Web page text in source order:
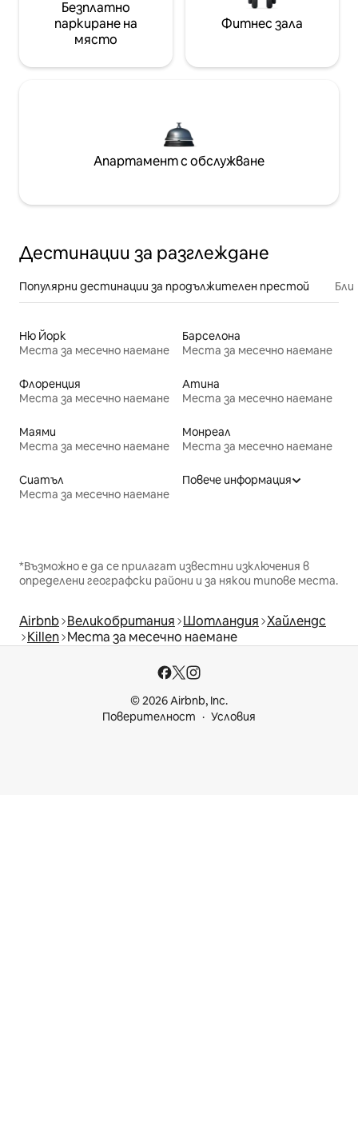
Безплатно
паркиране на
място
Фитнес зала
Апартамент с обслужване
Дестинации за разглеждане
Популярни дестинации за продължителен престой
Ню Йорк
Места за месечно наемане
Барселона
Места за месечно наемане
Флоренция
Места за месечно наемане
Атина
Места за месечно наемане
Маями
Места за месечно наемане
Монреал
Места за месечно наемане
Сиатъл
Места за месечно наемане
Повече информация
*Възможно е да се прилагат известни изключения в
определени географски райони и за някои типове места.
Airbnb Великобритания Шотландия Хайлендс
Killen Места за месечно наемане
© 2026 Airbnb, Inc.
Поверителност
Условия